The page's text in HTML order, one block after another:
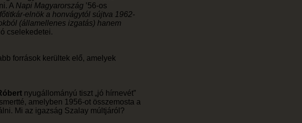
A Napi Magyarország ’56-os
főtitkár-elnök a honvágytól sújtva 1962-
(államellenes izgatás) hanem
cselekedetei.
források kerültek elő, amelyek
nyugállományú tiszt „jó hírnevét”
amelyben 1956-ot összemosta a
Mi az igazság Szalay múltjáról?